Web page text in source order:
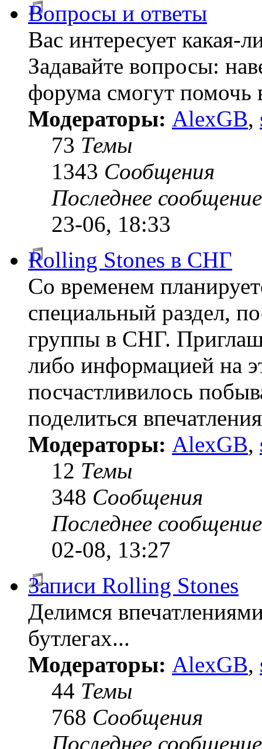
Вопросы и ответы
Вас интересует какая-
Задавайте вопросы:
форума смогут помочь
Модераторы: AlexGB,
73 Темы
1343 Сообщения
Последнее сообщение
23-06, 18:33
Rolling Stones в СНГ
Со временем
специальный раздел,
группы в СНГ.
либо информацией на
посчастливилось
поделиться
Модераторы: AlexGB,
12 Темы
348 Сообщения
Последнее сообщение
02-08, 13:27
Записи Rolling Stones
Делимся
бутлегах...
Модераторы: AlexGB,
44 Темы
768 Сообщения
Последнее сообщение